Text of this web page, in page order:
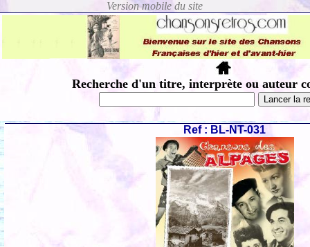
Recherche d'un titre, interprète ou auteur
Ref : BL-NT-031